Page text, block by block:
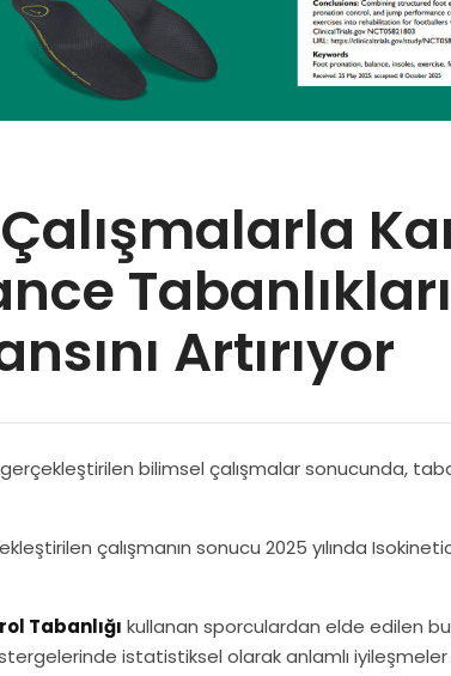
Artırıyor
bilimsel çalışmalar sonucunda,
çalışmanın sonucu 2025 yılında
Tabanlığı kullanan sporculardan elde edilen
istatistiksel olarak anlamlı